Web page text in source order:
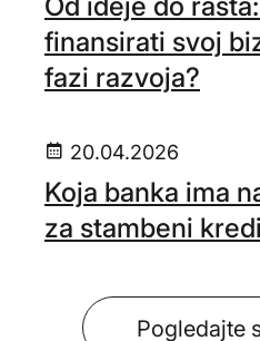
finansirati svoj
fazi razvoja?
20.04.2026
Koja banka ima
za stambeni
Pogledajte